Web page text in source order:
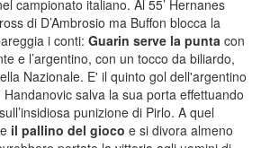
campionato italiano. Al 55’ Hernanes
di D’Ambrosio ma Buffon blocca la
i conti: Guarin serve la punta con
e l’argentino, con un tocco da biliardo,
Nazionale. E' il quinto gol dell'argentino
Handanovic salva la sua porta effettuando
punizione di Pirlo. A quel
il pallino del gioco e si divora almeno